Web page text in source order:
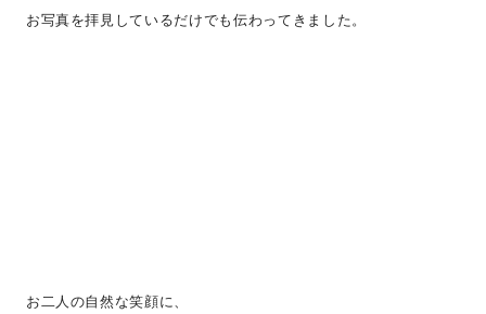
お写真を拝見しているだけでも伝わってきました。
お二人の自然な笑顔に、